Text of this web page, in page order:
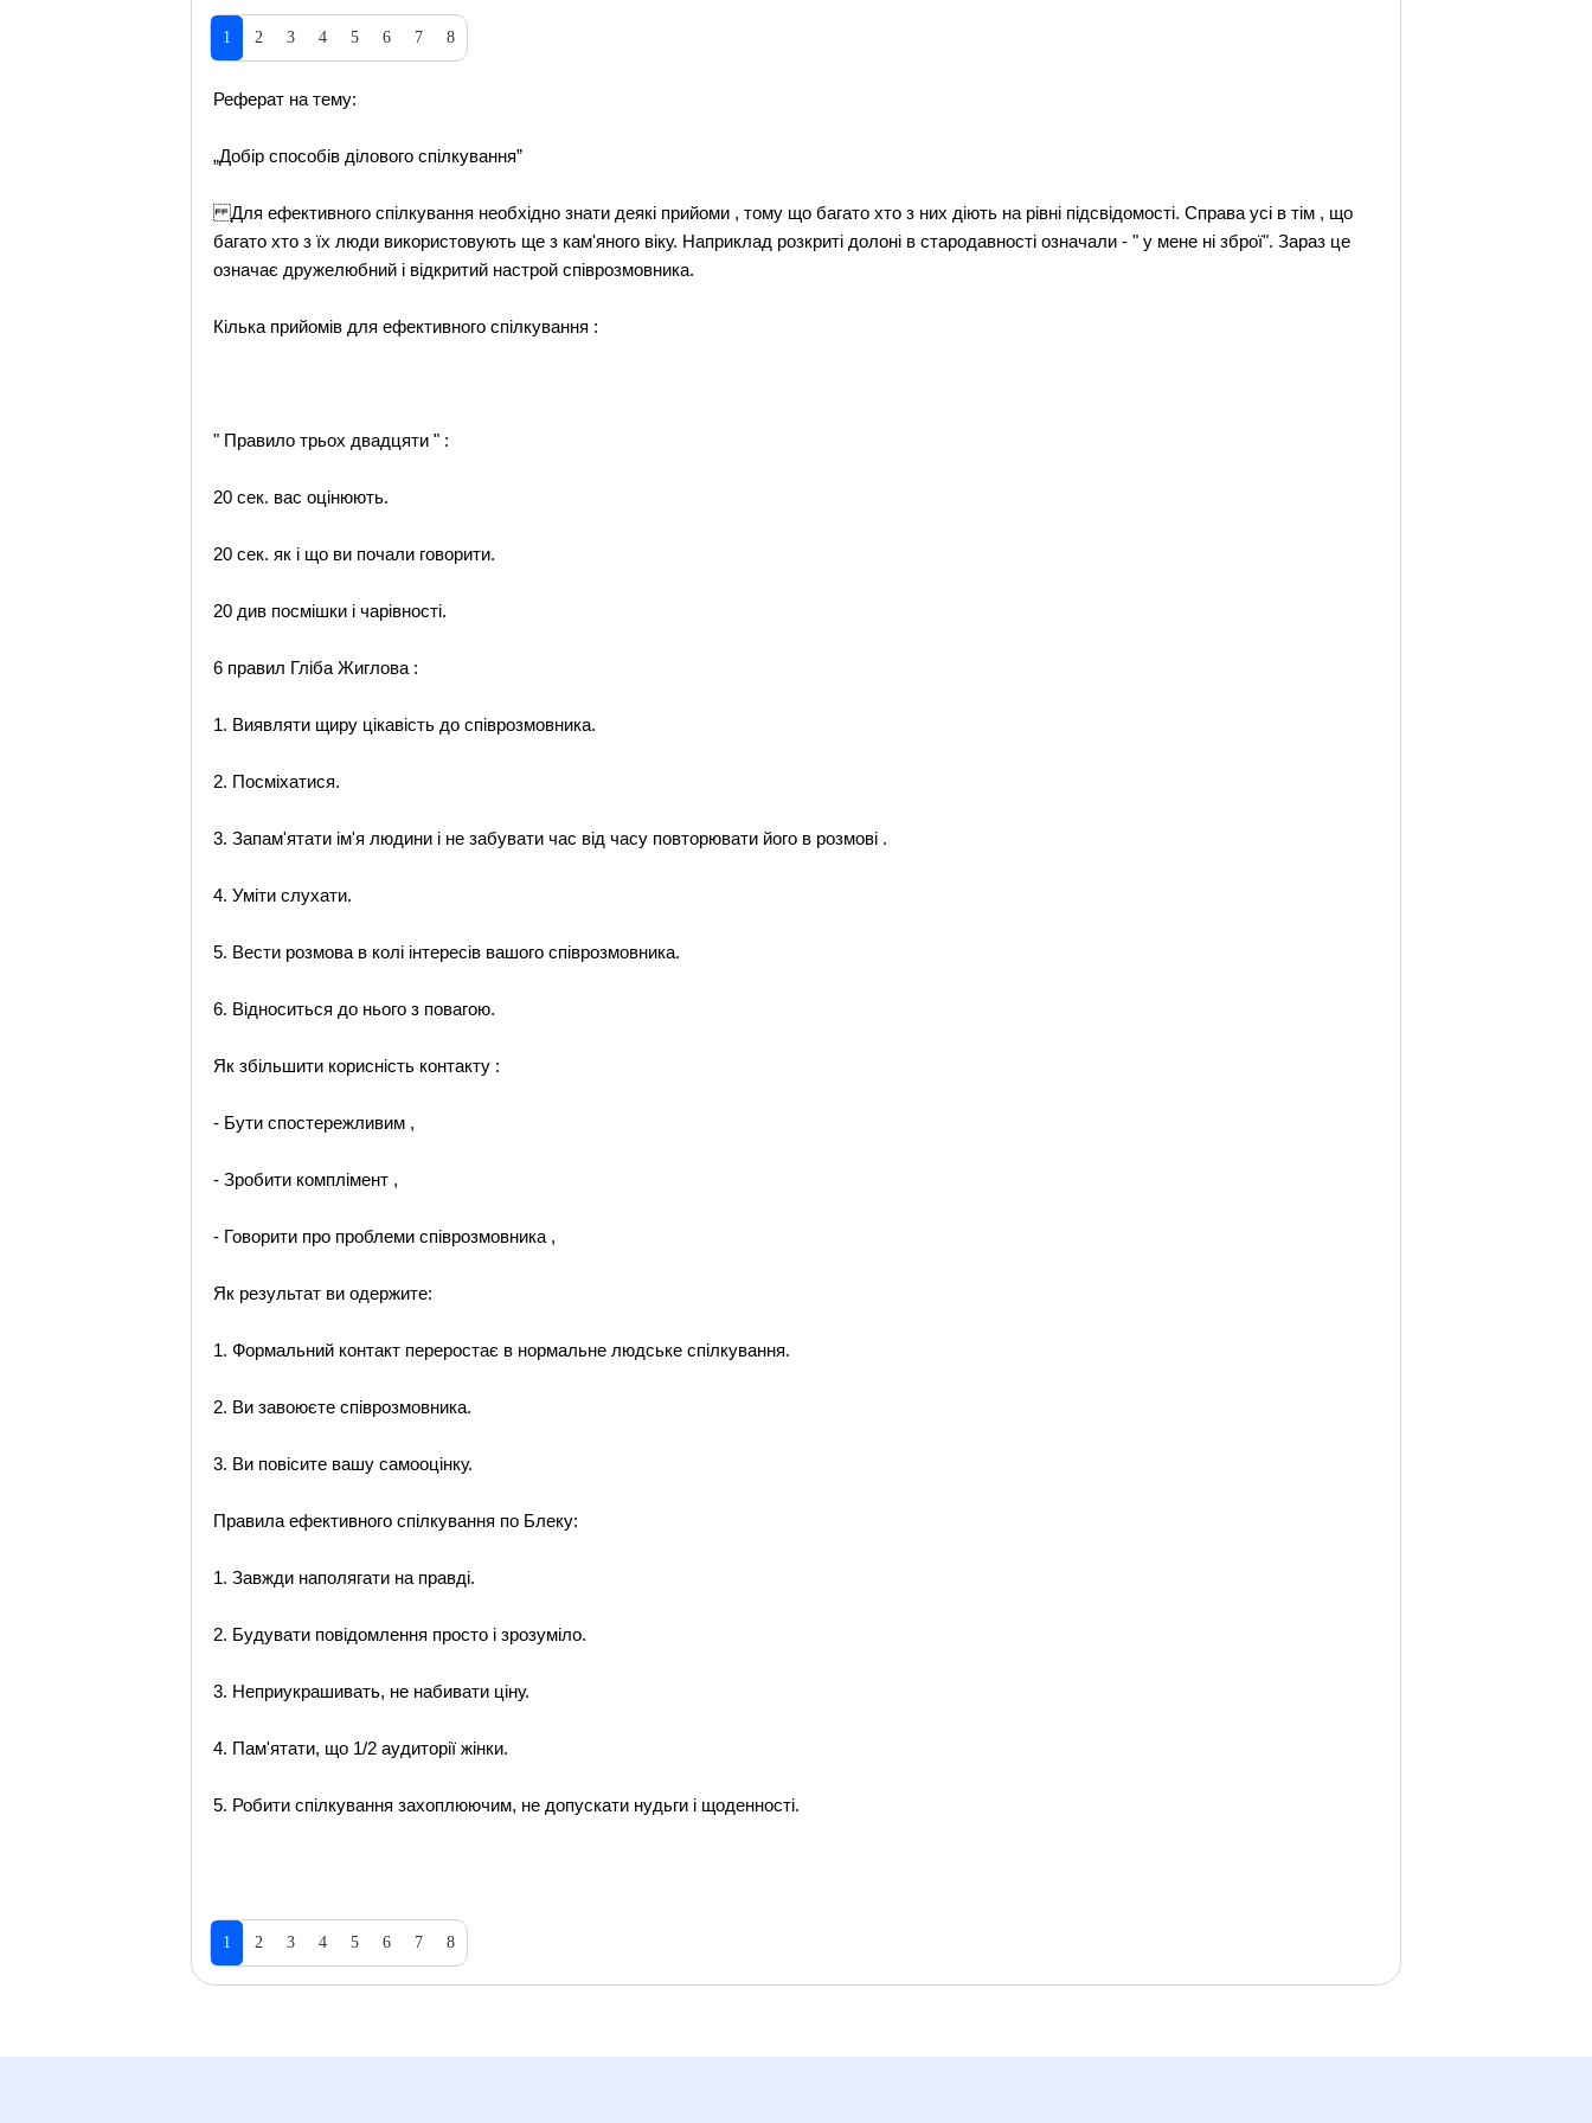
1 2 3 4 5 6 7 8
Реферат на тему:
„Добір способів ділового спілкування”
Для ефективного спілкування необхідно знати деякі прийоми , тому що багато хто з них діють на рівні підсвідомості. Справа усі в тім , що
багато хто з їх люди використовують ще з кам'яного віку. Наприклад розкриті долоні в стародавності означали - " у мене ні зброї". Зараз це
означає дружелюбний і відкритий настрой співрозмовника.
Кілька прийомів для ефективного спілкування :
" Правило трьох двадцяти " :
20 сек. вас оцінюють.
20 сек. як і що ви почали говорити.
20 див посмішки і чарівності.
6 правил Гліба Жиглова :
1. Виявляти щиру цікавість до співрозмовника.
2. Посміхатися.
3. Запам'ятати ім'я людини і не забувати час від часу повторювати його в розмові .
4. Уміти слухати.
5. Вести розмова в колі інтересів вашого співрозмовника.
6. Відноситься до нього з повагою.
Як збільшити корисність контакту :
- Бути спостережливим ,
- Зробити комплімент ,
- Говорити про проблеми співрозмовника ,
Як результат ви одержите:
1. Формальний контакт переростає в нормальне людське спілкування.
2. Ви завоюєте співрозмовника.
3. Ви повісите вашу самооцінку.
Правила ефективного спілкування по Блеку:
1. Завжди наполягати на правді.
2. Будувати повідомлення просто і зрозуміло.
3. Неприукрашивать, не набивати ціну.
4. Пам'ятати, що 1/2 аудиторії жінки.
5. Робити спілкування захоплюючим, не допускати нудьги і щоденності.
1 2 3 4 5 6 7 8